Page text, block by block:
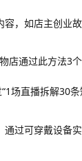
，如店主创业
店通过此方法3
场直播拆解30
过可穿戴设备